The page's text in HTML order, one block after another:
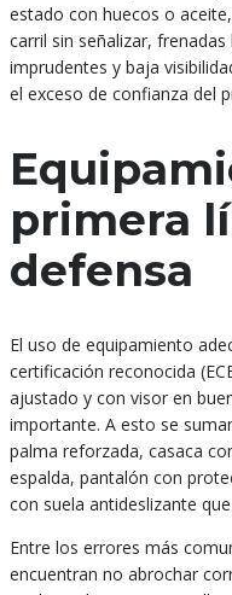
estado con huecos o
carril sin señalizar,
imprudentes y baja
el exceso de confianza del
primera
defensa
El uso de equipamiento
certificación reconocida
ajustado y con visor en
importante. A esto se
palma reforzada, casaca
espalda, pantalón con
con suela antideslizante
Entre los errores más
encuentran no abrochar